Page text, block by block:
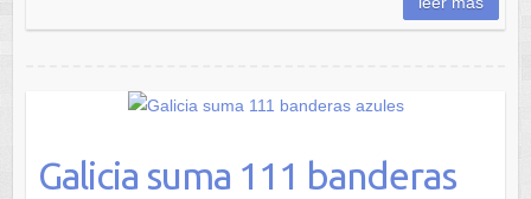
Galicia suma 111 banderas